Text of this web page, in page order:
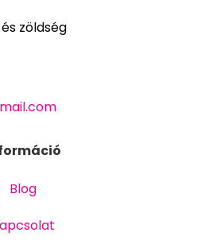
zöldség
Blog